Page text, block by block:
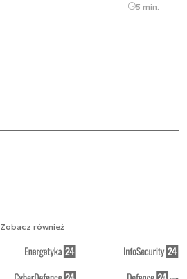
5 min.
Zobacz również